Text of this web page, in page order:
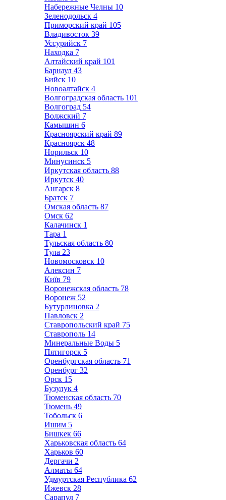
Набережные Челны 10
Зеленодольск 4
Приморский край 105
Владивосток 39
Уссурийск 7
Находка 7
Алтайский край 101
Барнаул 43
Бийск 10
Новоалтайск 4
Волгоградская область 101
Волгоград 54
Волжский 7
Камышин 6
Красноярский край 89
Красноярск 48
Норильск 10
Минусинск 5
Иркутская область 88
Иркутск 40
Ангарск 8
Братск 7
Омская область 87
Омск 62
Калачинск 1
Тара 1
Тульская область 80
Тула 23
Новомосковск 10
Алексин 7
Київ 79
Воронежская область 78
Воронеж 52
Бутурлиновка 2
Павловск 2
Ставропольский край 75
Ставрополь 14
Минеральные Воды 5
Пятигорск 5
Оренбургская область 71
Оренбург 32
Орск 15
Бузулук 4
Тюменская область 70
Тюмень 49
Тобольск 6
Ишим 5
Бишкек 66
Харьковская область 64
Харьков 60
Дергачи 2
Алматы 64
Удмуртская Республика 62
Ижевск 28
Сарапул 7